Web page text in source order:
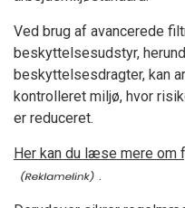
Ved brug af avancerede
beskyttelsesudstyr,
beskyttelsesdragter, kan
kontrolleret miljø, hvor
er reduceret.
Her kan du læse mere om
.